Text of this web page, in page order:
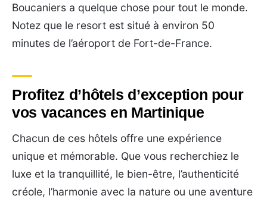
Boucaniers a quelque chose pour tout le monde.
Notez que le resort est situé à environ 50
minutes de l’aéroport de Fort-de-France.
Profitez d’hôtels d’exception pour
vos vacances en Martinique
Chacun de ces hôtels offre une expérience
unique et mémorable. Que vous recherchiez le
luxe et la tranquillité, le bien-être, l’authenticité
créole, l’harmonie avec la nature ou une aventure